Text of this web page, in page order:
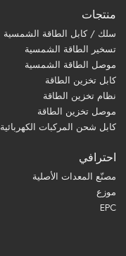
منتجات
سلك / كابل الطاقة الشمسية
تسخير الطاقة الشمسية
موصل الطاقة الشمسية
كابل تخزين الطاقة
نظام تخزين الطاقة
موصل تخزين الطاقة
كابل شحن المركبات الكهربائية
احترافي
مصنّع المعدات الأصلية
موزع
EPC